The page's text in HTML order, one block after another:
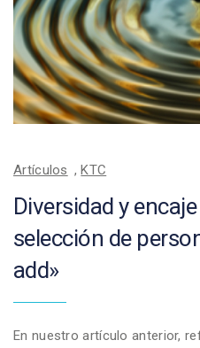
Artículos ,KTC
Diversidad y
selección de
add»
En nuestro artículo anterior,